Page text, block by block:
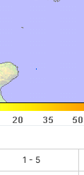
1 - 5